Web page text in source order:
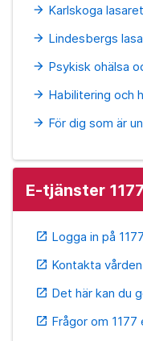
arrow_forward Karlskoga
arrow_forward Lindesbergs
arrow_forward Psykisk ohälsa
arrow_forward Habilitering och
arrow_forward För dig som är
E-tjänster 1177
open_in_new Logga in på
open_in_new Kontakta
open_in_new Det här kan du
open_in_new Frågor om